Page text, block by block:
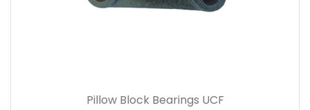
Pillow Block Bearings UCF